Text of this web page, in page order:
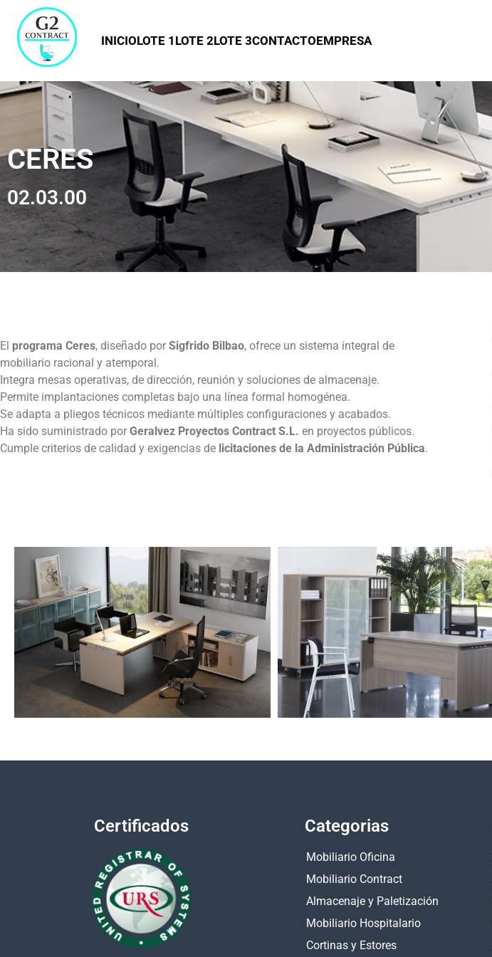
INICIOLOTE 1 LOTE 2LOTE 3CONTACTOEMPRESA
CERES
02.03.00
El programa Ceres, diseñado por Sigfrido Bilbao, ofrece un sistema integral de
mobiliario racional y atemporal.
Integra mesas operativas, de dirección, reunión y soluciones de almacenaje.
Permite implantaciones completas bajo una línea formal homogénea.
Se adapta a pliegos técnicos mediante múltiples configuraciones y acabados.
Ha sido suministrado por Geralvez Proyectos Contract S.L. en proyectos públicos.
Cumple criterios de calidad y exigencias de licitaciones de la Administración Pública.
Certificados Categorias
Mobiliario Oficina
Mobiliario Contract
Almacenaje y Paletización
Mobiliario Hospitalario
Cortinas y Estores